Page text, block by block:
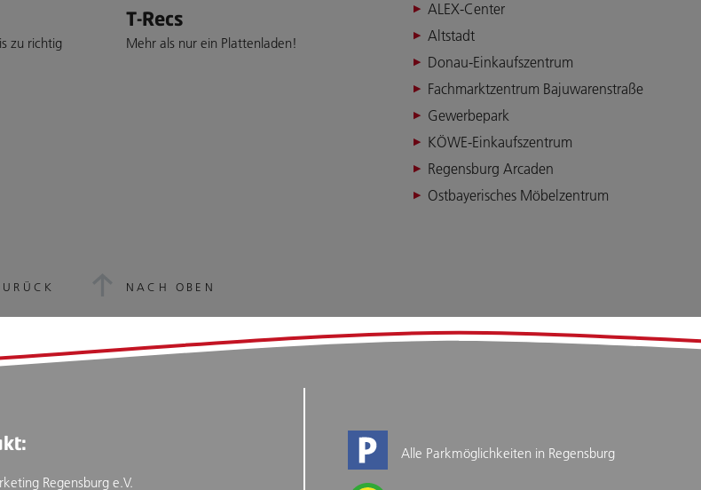
zu richtig
T-Recs
Mehr als nur ein Plattenladen!
ALEX-Center
Altstadt
Donau-Einkaufszentrum
Fachmarktzentrum Bajuwarenstraße
Gewerbepark
KÖWE-Einkaufszentrum
Regensburg Arcaden
Ostbayerisches Möbelzentrum
NACH OBEN
Regensburg e.V.
Alle Parkmöglichkeiten in Regensburg